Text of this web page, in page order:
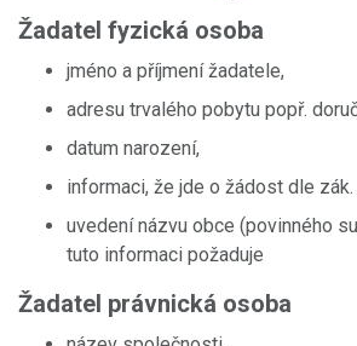
Žadatel fyzická osoba
jméno a příjmení žadatele,
adresu trvalého pobytu popř.
datum narození,
informaci, že jde o žádost dle
uvedení názvu obce (povinného
tuto informaci požaduje
Žadatel právnická osoba